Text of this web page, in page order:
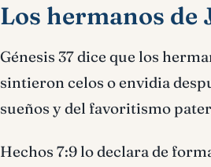
Los hermanos de
Génesis 37 dice que los
sintieron celos o envidia
sueños y del favoritismo
Hechos 7:9 lo declara de